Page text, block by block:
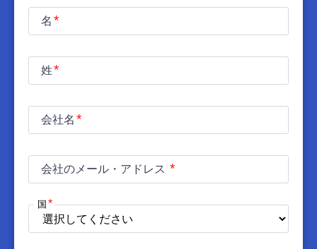
名
姓
会社名
会社のメール・アドレス
国